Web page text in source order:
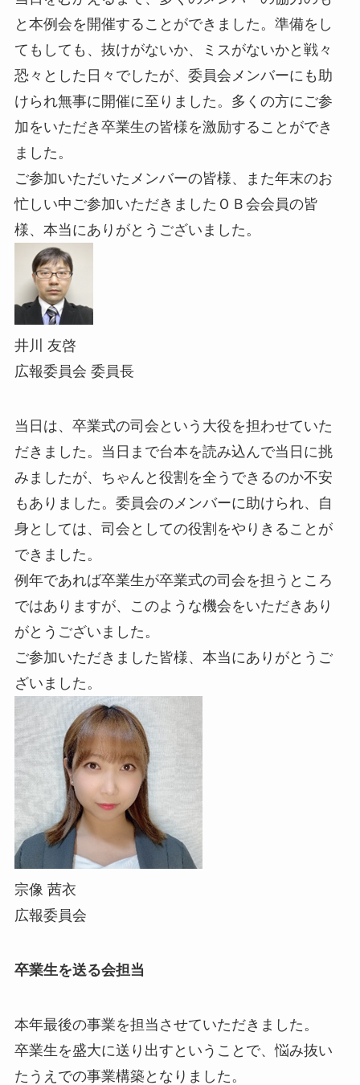
と本例会を開催することができました。準備をし
てもしても、抜けがないか、ミスがないかと戦々
恐々とした日々でしたが、委員会メンバーにも助
けられ無事に開催に至りました。多くの方にご参
加をいただき卒業生の皆様を激励することができ
ました。
ご参加いただいたメンバーの皆様、また年末のお
忙しい中ご参加いただきましたＯＢ会会員の皆
様、本当にありがとうございました。
井川 友啓
広報委員会 委員長
当日は、卒業式の司会という大役を担わせていた
だきました。当日まで台本を読み込んで当日に挑
みましたが、ちゃんと役割を全うできるのか不安
もありました。委員会のメンバーに助けられ、自
身としては、司会としての役割をやりきることが
できました。
例年であれば卒業生が卒業式の司会を担うところ
ではありますが、このような機会をいただきあり
がとうございました。
ご参加いただきました皆様、本当にありがとうご
ざいました。
宗像 茜衣
広報委員会
卒業生を送る会担当
本年最後の事業を担当させていただきました。
卒業生を盛大に送り出すということで、悩み抜い
たうえでの事業構築となりました。